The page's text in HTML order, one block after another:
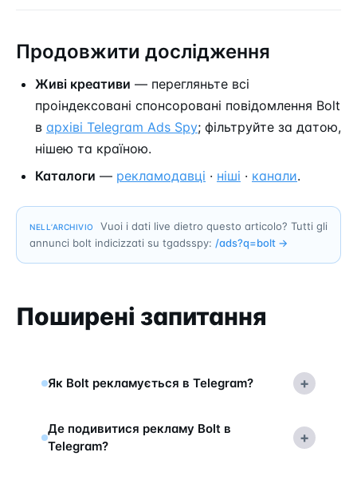
Продовжити дослідження
Живі креативи — перегляньте всі
проіндексовані спонсоровані повідомлення Bolt
в архіві Telegram Ads Spy; фільтруйте за датою,
нішею та країною.
Каталоги — рекламодавці · ніші · канали.
NELL’ARCHIVIO
Vuoi i dati live dietro questo articolo? Tutti gli
annunci bolt indicizzati su tgadsspy: /ads?q=bolt →
Поширені запитання
Як Bolt рекламується в Telegram? +
Де подивитися рекламу Bolt в
Telegram?
+